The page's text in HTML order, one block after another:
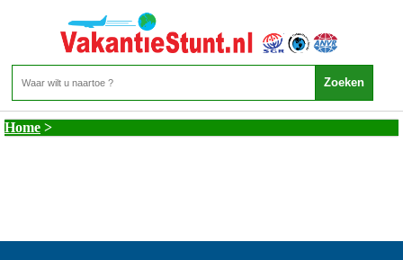
Nederlandse Antillen - Antillen ABC
Home >